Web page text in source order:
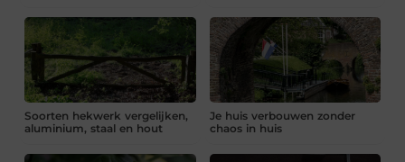
Soorten hekwerk vergelijken,
aluminium, staal en hout
Je huis verbouwen zonder
chaos in huis